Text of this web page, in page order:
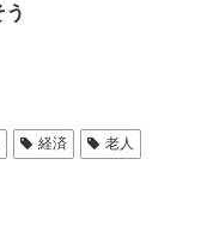
経済
老人